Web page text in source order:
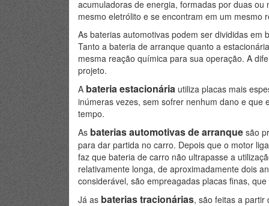
acumuladoras de energia, formadas por duas
mesmo eletrólito e se encontram em um mesmo
As baterias automotivas podem ser divididas
Tanto a bateria de arranque quanto a
mesma reação química para sua operação. A
projeto.
A bateria estacionária utiliza placas mais
inúmeras vezes, sem sofrer nenhum dano e
tempo.
As baterias automotivas de arranque são
para dar partida no carro. Depois que o motor
faz que bateria de carro não ultrapasse a
relativamente longa, de aproximadamente dois
considerável, são empreagadas placas finas,
Já as baterias tracionárias, são feitas a partir